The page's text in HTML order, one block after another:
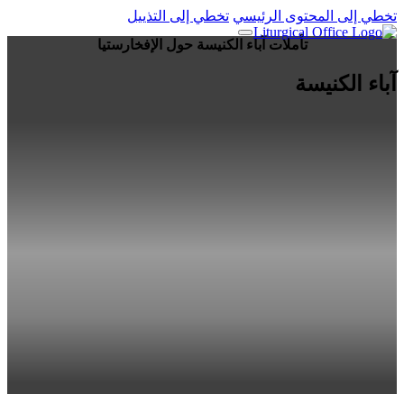
تخطي إلى المحتوى الرئيسي تخطي إلى التذييل
تأملات آباء الكنيسة حول الإفخارستيا
آباء الكنيسة